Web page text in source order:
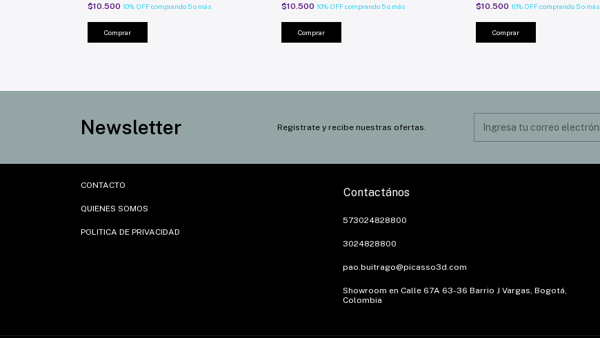
$10.500 10% OFFcomprando 5 o más
Comprar
$10.50010% OFFcomprando 5 o más
Comprar
$10.500 10% OFF comprando 5 o más
Comprar
Newsletter Registrate y recibe nuestras ofertas.
CONTACTO
QUIENES SOMOS
POLITICA DE PRIVACIDAD
Contactános
573024828800
3024828800
pao.buitrago@picasso3d.com
Showroom en Calle 67A 63-36 Barrio J Vargas, Bogotá,
Colombia